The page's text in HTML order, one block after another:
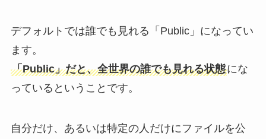
デフォルトでは誰でも見れる「Public」になってい
ます。
「Public」だと、全世界の誰でも見れる状態にな
っているということです。
自分だけ、あるいは特定の人だけにファイルを公